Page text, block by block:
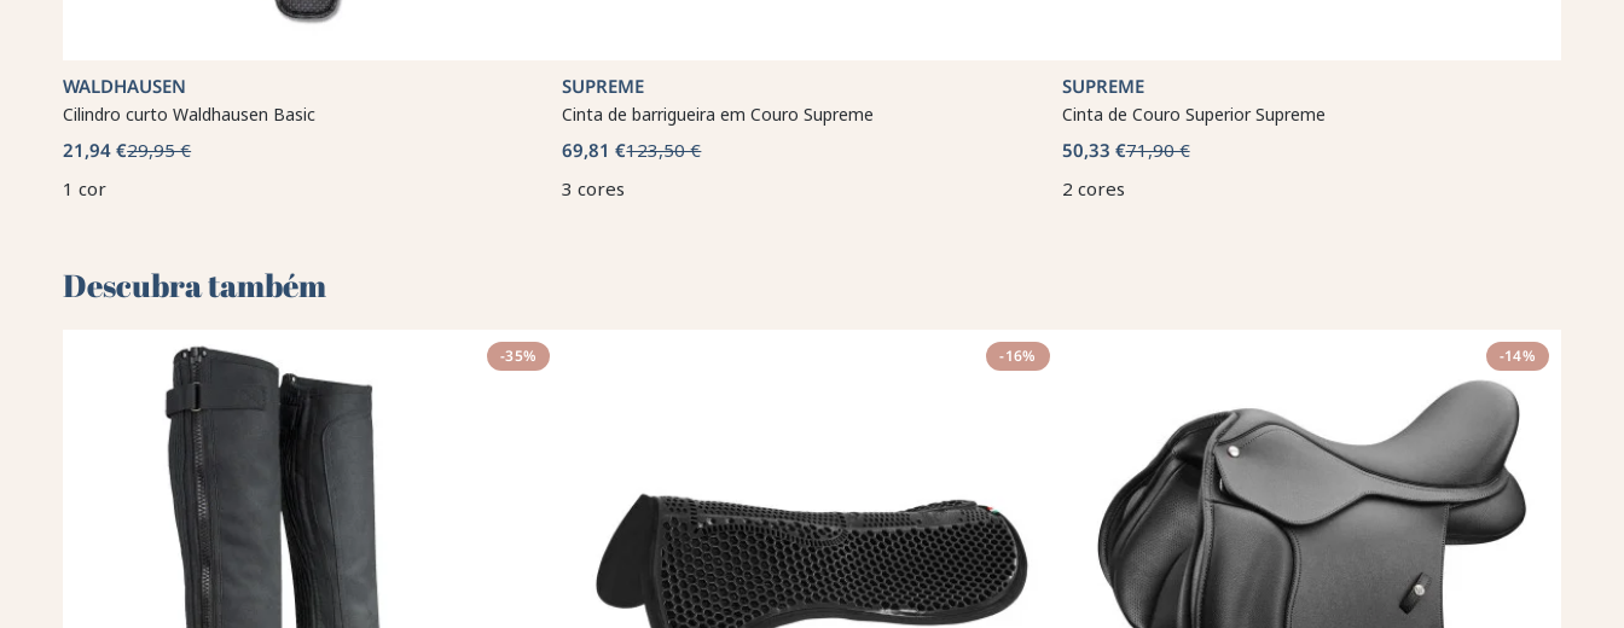
WALDHAUSEN
Cilindro curto Waldhausen Basic
21,94 €29,95 €
1 cor
SUPREME
Cinta de barrigueira em Couro Supreme
69,81 €123,50 €
3 cores
SUPREME
Cinta de Couro Superior Supreme
50,33 €71,90 €
2 cores
Descubra também 🌻
-35% -16% -14%